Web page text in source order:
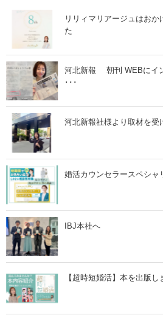
リリィマリアージュはお
た
河北新報 朝刊 WEBにイ
･･･
河北新報社様より取材を受
婚活カウンセラースペシャ
IBJ本社へ
【超時短婚活】本を出版し